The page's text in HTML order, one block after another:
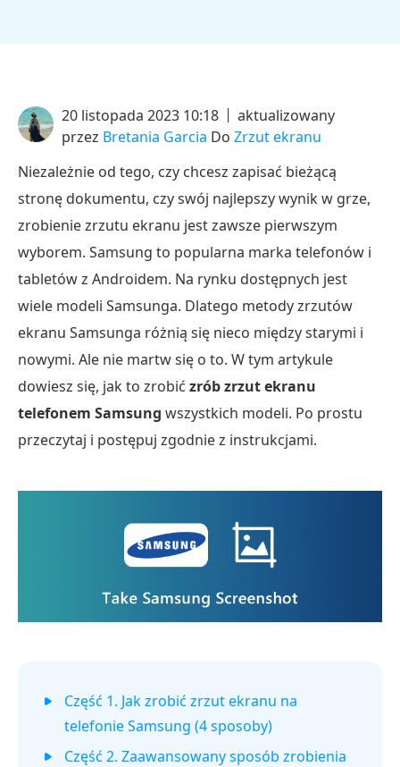
20 listopada 2023 10:18
aktualizowany
przez Bretania Garcia Do Zrzut ekranu
Niezależnie od tego, czy chcesz zapisać bieżącą
stronę dokumentu, czy swój najlepszy wynik w grze,
zrobienie zrzutu ekranu jest zawsze pierwszym
wyborem. Samsung to popularna marka telefonów i
tabletów z Androidem. Na rynku dostępnych jest
wiele modeli Samsunga. Dlatego metody zrzutów
ekranu Samsunga różnią się nieco między starymi i
nowymi. Ale nie martw się o to. W tym artykule
dowiesz się, jak to zrobić zrób zrzut ekranu
telefonem Samsung wszystkich modeli. Po prostu
przeczytaj i postępuj zgodnie z instrukcjami.
Część 1. Jak zrobić zrzut ekranu na
telefonie Samsung (4 sposoby)
Część 2. Zaawansowany sposób zrobienia